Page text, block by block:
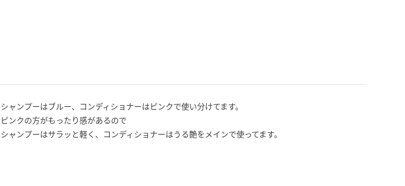
シャンプーはブルー、コンディショナーはピンクで使い分けてます。
ピンクの方がもったり感があるので
シャンプーはサラッと軽く、コンディショナーはうる艶をメインで使ってます。